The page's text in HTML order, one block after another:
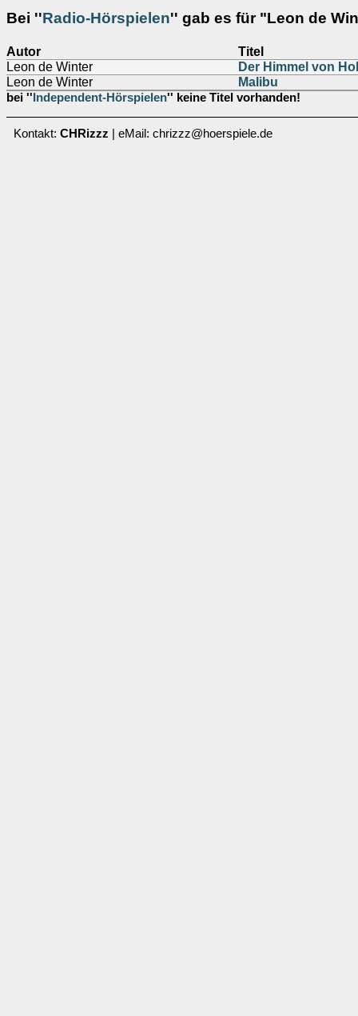
Bei ''Radio-Hörspielen'' gab es für "Leon de
Autor
Titel
Leon de Winter
Der Himmel von
Leon de Winter
Malibu
bei '' Independent-Hörspielen'' keine Titel vorhanden!
Kontakt: CHRizzz | eMail: chrizzz@hoerspiele.de